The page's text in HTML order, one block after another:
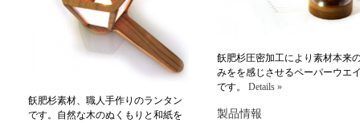
飫肥杉素材、職人手作りのランタン
です。自然な木のぬくもりと和紙を
飫肥杉圧密加工により素材本来
みをを感じさせるペーパーウエ
です。 Details »
製品情報